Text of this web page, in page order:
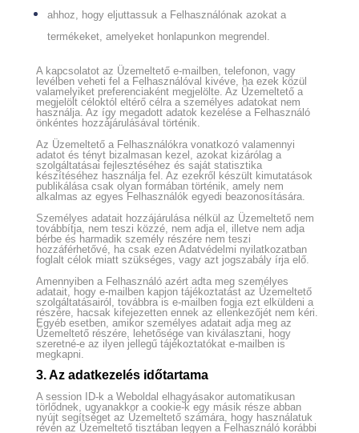
ahhoz, hogy eljuttassuk a Felhasználónak azokat a
termékeket, amelyeket honlapunkon megrendel.
A kapcsolatot az Üzemeltető e-mailben, telefonon, vagy
levélben veheti fel a Felhasználóval kivéve, ha ezek közül
valamelyiket preferenciaként megjelölte. Az Üzemeltető a
megjelölt céloktól eltérő célra a személyes adatokat nem
használja. Az így megadott adatok kezelése a Felhasználó
önkéntes hozzájárulásával történik.
Az Üzemeltető a Felhasználókra vonatkozó valamennyi
adatot és tényt bizalmasan kezel, azokat kizárólag a
szolgáltatásai fejlesztéséhez és saját statisztika
készítéséhez használja fel. Az ezekről készült kimutatások
publikálása csak olyan formában történik, amely nem
alkalmas az egyes Felhasználók egyedi beazonosítására.
Személyes adatait hozzájárulása nélkül az Üzemeltető nem
továbbítja, nem teszi közzé, nem adja el, illetve nem adja
bérbe és harmadik személy részére nem teszi
hozzáférhetővé, ha csak ezen Adatvédelmi nyilatkozatban
foglalt célok miatt szükséges, vagy azt jogszabály írja elő.
Amennyiben a Felhasználó azért adta meg személyes
adatait, hogy e-mailben kapjon tájékoztatást az Üzemeltető
szolgáltatásairól, továbbra is e-mailben fogja ezt elküldeni a
részére, hacsak kifejezetten ennek az ellenkezőjét nem kéri.
Egyéb esetben, amikor személyes adatait adja meg az
Üzemeltető részére, lehetősége van kiválasztani, hogy
szeretné-e az ilyen jellegű tájékoztatókat e-mailben is
megkapni.
3. Az adatkezelés időtartama
A session ID-k a Weboldal elhagyásakor automatikusan
törlődnek, ugyanakkor a cookie-k egy másik része abban
nyújt segítséget az Üzemeltető számára, hogy használatuk
révén az Üzemeltető tisztában legyen a Felhasználó korábbi